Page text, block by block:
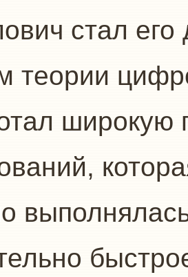
стал
теории
широкую